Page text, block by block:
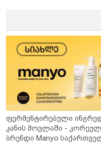
ფერმენტირებული
კანის მოვლაში -
ბრენდი Manyo